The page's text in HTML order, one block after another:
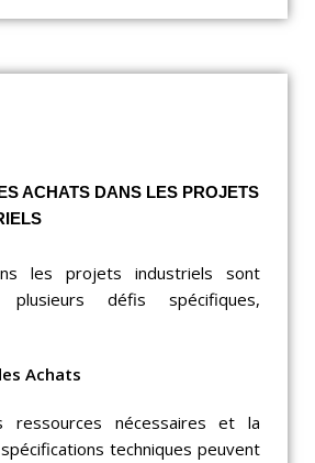
ACHATS DANS LES PROJETS
les projets industriels sont
défis spécifiques,
Achats
ressources nécessaires et la
techniques peuvent